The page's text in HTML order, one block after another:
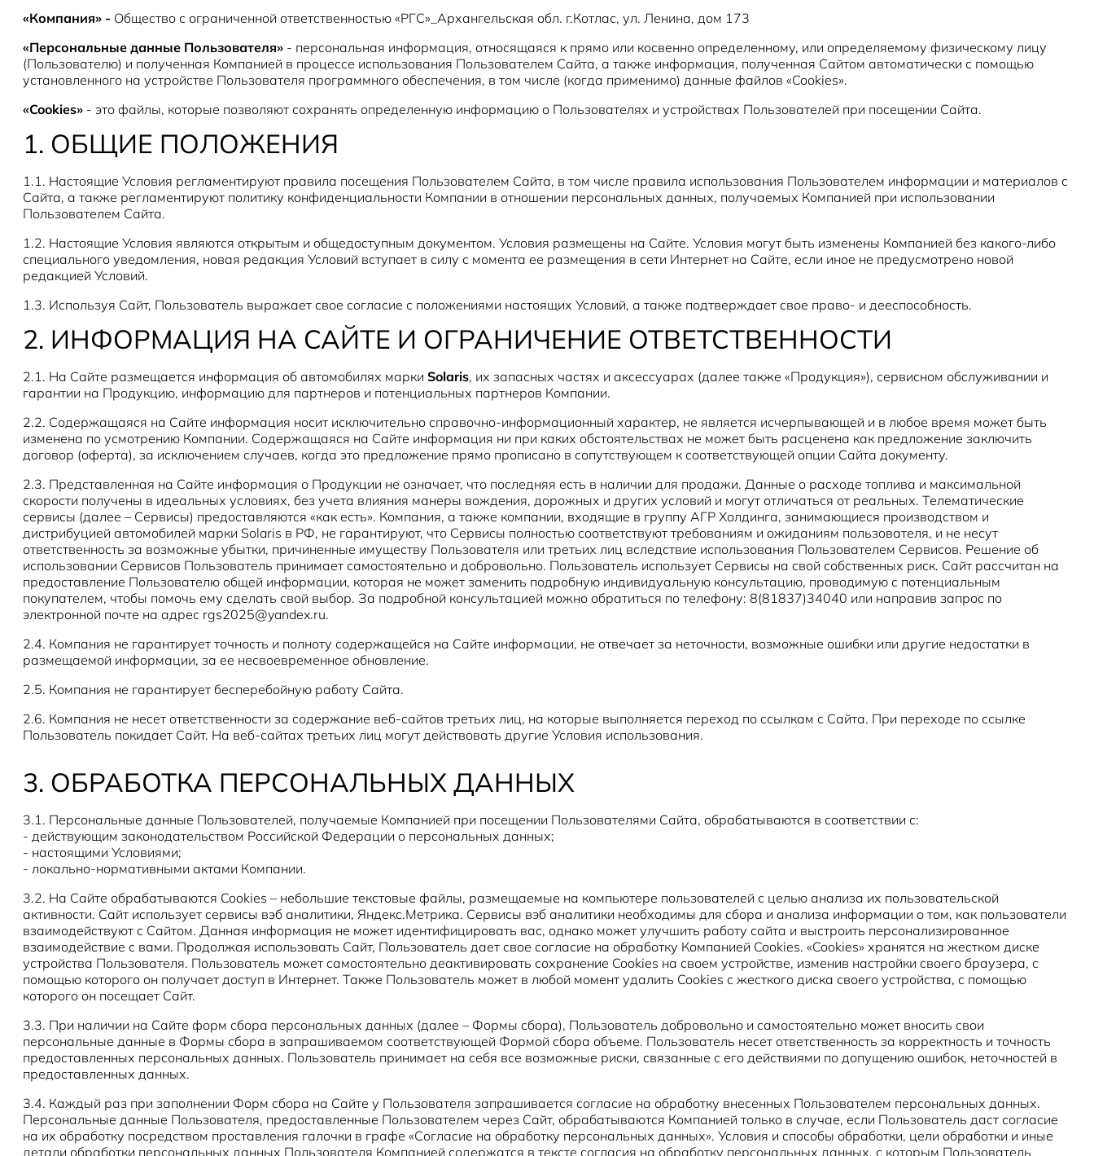
«Компания» - Общество с ограниченной ответственностью «РГС»_Архангельская обл. г.Котлас, ул. Ленина, дом 173
«Персональные данные Пользователя» - персональная информация, относящаяся к прямо или косвенно определенному, или определяемому физическому лицу
(Пользователю) и полученная Компанией в процессе использования Пользователем Сайта, а также информация, полученная Сайтом автоматически с помощью
установленного на устройстве Пользователя программного обеспечения, в том числе (когда применимо) данные файлов «Cookies».
«Cookies» - это файлы, которые позволяют сохранять определенную информацию о Пользователях и устройствах Пользователей при посещении Сайта.
1. ОБЩИЕ ПОЛОЖЕНИЯ
1.1. Настоящие Условия регламентируют правила посещения Пользователем Сайта, в том числе правила использования Пользователем информации и материалов с
Сайта, а также регламентируют политику конфиденциальности Компании в отношении персональных данных, получаемых Компанией при использовании
Пользователем Сайта.
1.2. Настоящие Условия являются открытым и общедоступным документом. Условия размещены на Сайте. Условия могут быть изменены Компанией без какого-либо
специального уведомления, новая редакция Условий вступает в силу с момента ее размещения в сети Интернет на Сайте, если иное не предусмотрено новой
редакцией Условий.
1.3. Используя Сайт, Пользователь выражает свое согласие с положениями настоящих Условий, а также подтверждает свое право- и дееспособность.
2. ИНФОРМАЦИЯ НА САЙТЕ И ОГРАНИЧЕНИЕ ОТВЕТСТВЕННОСТИ
2.1. На Сайте размещается информация об автомобилях марки Solaris, их запасных частях и аксессуарах (далее также «Продукция»), сервисном обслуживании и
гарантии на Продукцию, информацию для партнеров и потенциальных партнеров Компании.
2.2. Содержащаяся на Сайте информация носит исключительно справочно-информационный характер, не является исчерпывающей и в любое время может быть
изменена по усмотрению Компании. Содержащаяся на Сайте информация ни при каких обстоятельствах не может быть расценена как предложение заключить
договор (оферта), за исключением случаев, когда это предложение прямо прописано в сопутствующем к соответствующей опции Сайта документу.
2.3. Представленная на Сайте информация о Продукции не означает, что последняя есть в наличии для продажи. Данные о расходе топлива и максимальной
скорости получены в идеальных условиях, без учета влияния манеры вождения, дорожных и других условий и могут отличаться от реальных. Телематические
сервисы (далее – Сервисы) предоставляются «как есть». Компания, а также компании, входящие в группу АГР Холдинга, занимающиеся производством и
дистрибуцией автомобилей марки Solaris в РФ, не гарантируют, что Сервисы полностью соответствуют требованиям и ожиданиям пользователя, и не несут
ответственность за возможные убытки, причиненные имуществу Пользователя или третьих лиц вследствие использования Пользователем Сервисов. Решение об
использовании Сервисов Пользователь принимает самостоятельно и добровольно. Пользователь использует Сервисы на свой собственных риск. Сайт рассчитан на
предоставление Пользователю общей информации, которая не может заменить подробную индивидуальную консультацию, проводимую с потенциальным
покупателем, чтобы помочь ему сделать свой выбор. За подробной консультацией можно обратиться по телефону: 8(81837)34040 или направив запрос по
электронной почте на адрес rgs2025@yandex.ru.
2.4. Компания не гарантирует точность и полноту содержащейся на Сайте информации, не отвечает за неточности, возможные ошибки или другие недостатки в
размещаемой информации, за ее несвоевременное обновление.
2.5. Компания не гарантирует бесперебойную работу Сайта.
2.6. Компания не несет ответственности за содержание веб-сайтов третьих лиц, на которые выполняется переход по ссылкам с Сайта. При переходе по ссылке
Пользователь покидает Сайт. На веб-сайтах третьих лиц могут действовать другие Условия использования.
3. ОБРАБОТКА ПЕРСОНАЛЬНЫХ ДАННЫХ
3.1. Персональные данные Пользователей, получаемые Компанией при посещении Пользователями Сайта, обрабатываются в соответствии с:
- действующим законодательством Российской Федерации о персональных данных;
- настоящими Условиями;
- локально-нормативными актами Компании.
3.2. На Сайте обрабатываются Cookies – небольшие текстовые файлы, размещаемые на компьютере пользователей с целью анализа их пользовательской
активности. Сайт использует сервисы вэб аналитики, Яндекс.Метрика. Сервисы вэб аналитики необходимы для сбора и анализа информации о том, как пользователи
взаимодействуют с Сайтом. Данная информация не может идентифицировать вас, однако может улучшить работу сайта и выстроить персонализированное
взаимодействие с вами. Продолжая использовать Сайт, Пользователь дает свое согласие на обработку Компанией Cookies. «Cookies» хранятся на жестком диске
устройства Пользователя. Пользователь может самостоятельно деактивировать сохранение Cookies на своем устройстве, изменив настройки своего браузера, с
помощью которого он получает доступ в Интернет. Также Пользователь может в любой момент удалить Cookies с жесткого диска своего устройства, с помощью
которого он посещает Сайт.
3.3. При наличии на Сайте форм сбора персональных данных (далее – Формы сбора), Пользователь добровольно и самостоятельно может вносить свои
персональные данные в Формы сбора в запрашиваемом соответствующей Формой сбора объеме. Пользователь несет ответственность за корректность и точность
предоставленных персональных данных. Пользователь принимает на себя все возможные риски, связанные с его действиями по допущению ошибок, неточностей в
предоставленных данных.
3.4. Каждый раз при заполнении Форм сбора на Сайте у Пользователя запрашивается согласие на обработку внесенных Пользователем персональных данных.
Персональные данные Пользователя, предоставленные Пользователем через Сайт, обрабатываются Компанией только в случае, если Пользователь даст согласие
на их обработку посредством проставления галочки в графе «Согласие на обработку персональных данных». Условия и способы обработки, цели обработки и иные
детали обработки персональных данных Пользователя Компанией содержатся в тексте согласия на обработку персональных данных, с которым Пользователь